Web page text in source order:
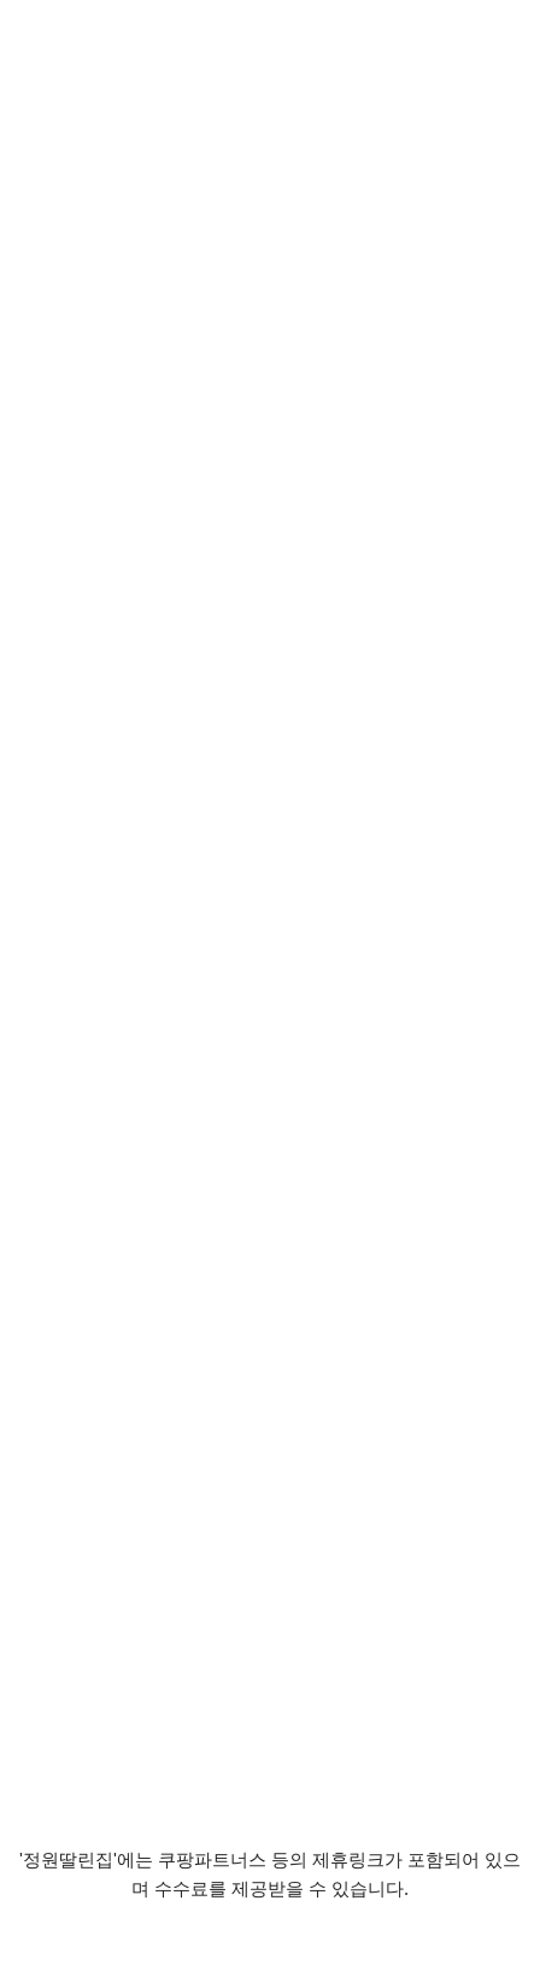
'정원딸린집'에는 쿠팡파트너스 등의 제휴링크가 포함되어 있으
며 수수료를 제공받을 수 있습니다.